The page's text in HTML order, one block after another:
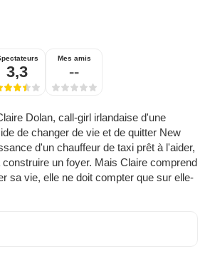
3,3
Mes amis
--
Dolan, call-girl irlandaise d'une
de changer de vie et de quitter New
d'un chauffeur de taxi prêt à l'aider,
construire un foyer. Mais Claire comprend
sa vie, elle ne doit compter que sur elle-